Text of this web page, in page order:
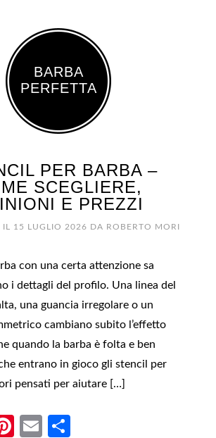
BARBA
PERFETTA
PER BARBA​ –
SCEGLIERE,
E PREZZI
IL 15 LUGLIO 2026 DA ROBERTO MORI
con una certa attenzione sa
i dettagli del profilo. Una linea del
una guancia irregolare o un
cambiano subito l’effetto
quando la barba è folta e ben
entrano in gioco gli stencil per
pensati per aiutare […]
Pinterest
Email